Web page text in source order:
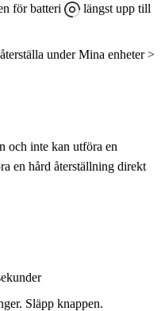
för batteri
längst upp till
under Mina enheter >
och inte kan utföra en
en hård återställning direkt
Släpp knappen.